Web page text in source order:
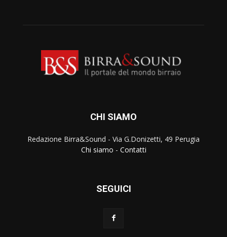
CHI SIAMO
Redazione Birra&Sound - Via G.Donizetti, 49 Perugia
Chi siamo - Contatti
SEGUICI